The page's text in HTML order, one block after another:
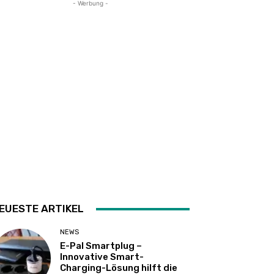
- Werbung -
ARTIKEL
NEWS
E-Pal Smartplug –
Innovative Smart-
Charging-Lösung hilft die